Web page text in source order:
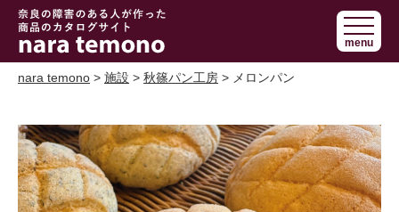
奈良で障害の
ある人の手作
り商品 nara
menu
nara temono > 施設 > 秋篠パン工房 > メロンパン